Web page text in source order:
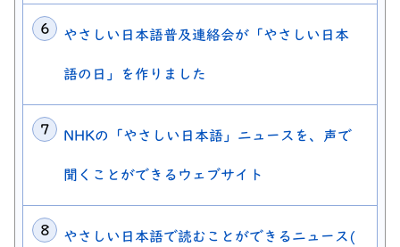
やさしい日本語普及連絡会が「やさしい日本
語の日」を作りました
NHKの「やさしい日本語」ニュースを、声で
聞くことができるウェブサイト
やさしい日本語で読むことができるニュース(